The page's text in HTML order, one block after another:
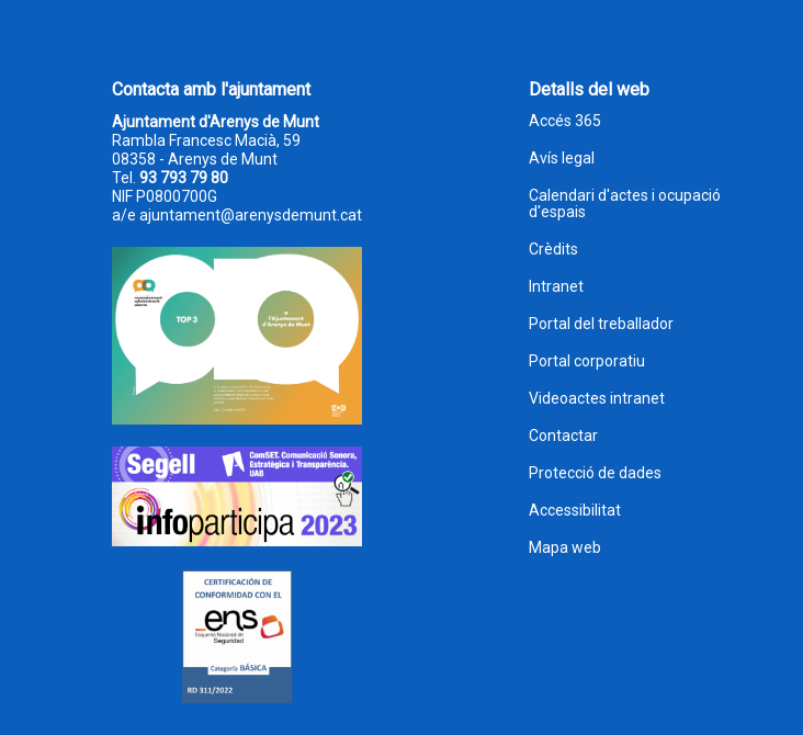
Contacta amb l'ajuntament
Ajuntament d'Arenys de Munt
Rambla Francesc Macià, 59
08358 - Arenys de Munt
Tel. 93 793 79 80
NIF P0800700G
a/e ajuntament@arenysdemunt.cat
Detalls del web
Accés 365
Avís legal
Calendari d'actes i ocupació
d'espais
Crèdits
Intranet
Portal del treballador
Portal corporatiu
Videoactes intranet
Contactar
Protecció de dades
Accessibilitat
Mapa web